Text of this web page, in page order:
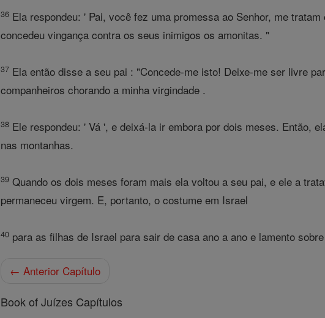
36 Ela respondeu: ' Pai, você fez uma promessa ao Senhor, me
concedeu vingança contra os seus inimigos os amonitas. "
37 Ela então disse a seu pai : "Concede-me isto! Deixe-me ser livre
companheiros chorando a minha virgindade .
38 Ele respondeu: ' Vá ', e deixá-la ir embora por dois meses. Então,
nas montanhas.
39 Quando os dois meses foram mais ela voltou a seu pai, e ele a
permaneceu virgem. E, portanto, o costume em Israel
40 para as filhas de Israel para sair de casa ano a ano e lamento
← Anterior Capítulo
Book of Juízes Capítulos